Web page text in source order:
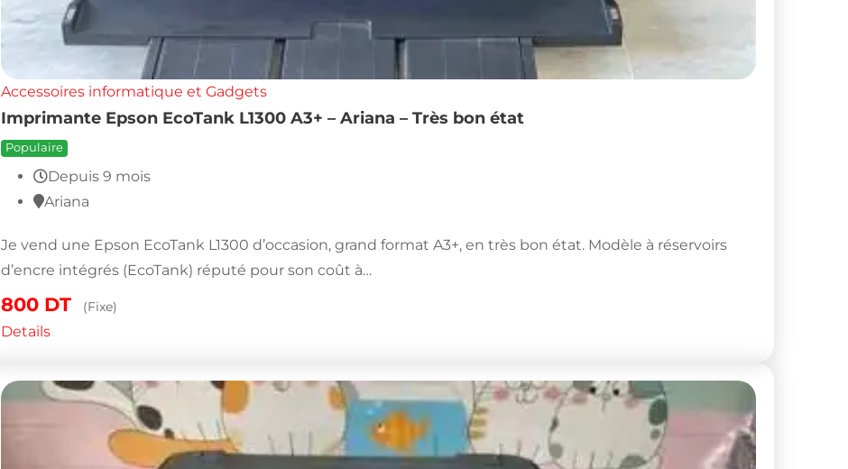
Accessoires informatique et Gadgets
Imprimante Epson EcoTank L1300 A3+ – Ariana – Très bon état
Populaire
Depuis 9 mois
Ariana
Je vend une Epson EcoTank L1300 d’occasion, grand format A3+, en très bon état. Modèle à réservoirs
d’encre intégrés (EcoTank) réputé pour son coût à…
800 DT (Fixe)
Details